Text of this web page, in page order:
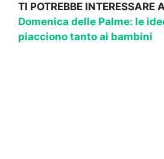
TI POTREBBE INTERESSARE
Domenica delle Palme: le
piacciono tanto ai bambini